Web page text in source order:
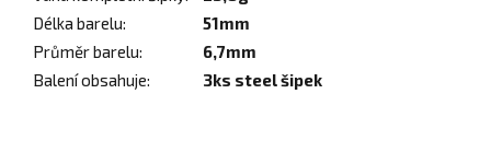
Délka barelu:
51mm
Průměr barelu:
6,7mm
Balení obsahuje: 3ks steel šipek